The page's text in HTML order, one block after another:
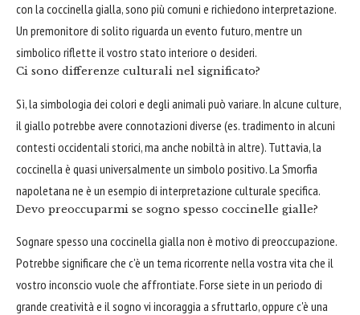
con la coccinella gialla, sono più comuni e richiedono interpretazione.
Un premonitore di solito riguarda un evento futuro, mentre un
simbolico riflette il vostro stato interiore o desideri.
Ci sono differenze culturali nel significato?
Sì, la simbologia dei colori e degli animali può variare. In alcune culture,
il giallo potrebbe avere connotazioni diverse (es. tradimento in alcuni
contesti occidentali storici, ma anche nobiltà in altre). Tuttavia, la
coccinella è quasi universalmente un simbolo positivo. La Smorfia
napoletana ne è un esempio di interpretazione culturale specifica.
Devo preoccuparmi se sogno spesso coccinelle gialle?
Sognare spesso una coccinella gialla non è motivo di preoccupazione.
Potrebbe significare che c'è un tema ricorrente nella vostra vita che il
vostro inconscio vuole che affrontiate. Forse siete in un periodo di
grande creatività e il sogno vi incoraggia a sfruttarlo, oppure c'è una